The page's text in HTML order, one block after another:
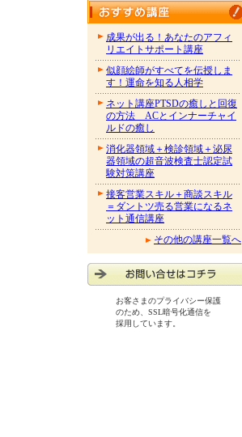
成果が出る！あなたのアフィ
リエイトサポート講座
似顔絵師がすべてを伝授しま
す！運命を知る人相学
ネット講座PTSDの癒しと回復
の方法 ACとインナーチャイ
ルドの癒し
消化器領域＋検診領域＋泌尿
器領域の超音波検査士認定試
験対策講座
接客営業スキル＋商談スキル
＝ダントツ売る営業になるネ
ット通信講座
その他の講座一覧へ
お客さまのプライバシー保護
のため、SSL暗号化通信を
採用しています。